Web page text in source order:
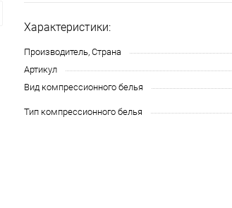
Характеристики:
Производитель, Страна
Артикул
Вид компрессионного белья
Тип компрессионного белья